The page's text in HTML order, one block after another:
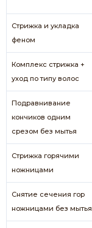
Стрижка и укладка
феном
Комплекс стрижка +
уход по типу волос
Подравнивание
кончиков одним
срезом без мытья
Стрижка горячими
ножницами
Снятие сечения гор
ножницами без мытья